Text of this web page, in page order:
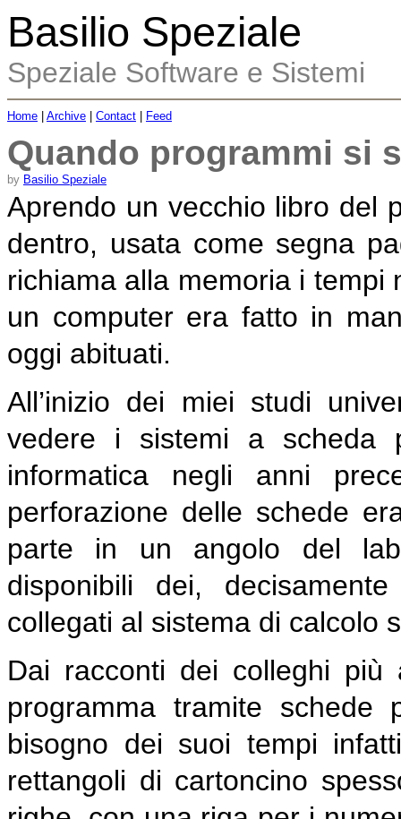
Basilio Speziale
Speziale Software e Sistemi
Home Archive Contact Feed
Quando programmi si
by Basilio Speziale
Aprendo un vecchio libro del
dentro, usata come segna
richiama alla memoria i
un computer era fatto in
oggi abituati.
All’inizio dei miei studi
vedere i sistemi a scheda
informatica negli anni
perforazione delle schede
parte in un angolo del
disponibili dei,
collegati al sistema di calcolo
Dai racconti dei colleghi
programma tramite
bisogno dei suoi tempi
rettangoli di cartoncino